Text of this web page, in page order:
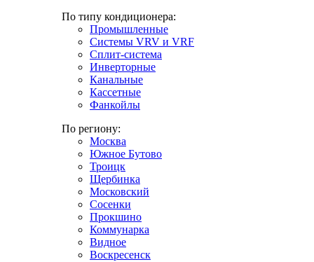
По типу кондиционера:
Промышленные
Системы VRV и VRF
Сплит-система
Инверторные
Канальные
Кассетные
Фанкойлы
По региону:
Москва
Южное Бутово
Троицк
Щербинка
Московский
Сосенки
Прокшино
Коммунарка
Видное
Воскресенск